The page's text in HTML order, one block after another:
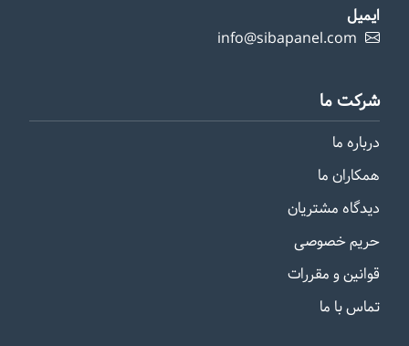
ایمیل
info@sibapanel.com
شرکت ما
درباره ما
همکاران ما
دیدگاه مشتریان
حریم خصوصی
قوانین و مقررات
تماس با ما